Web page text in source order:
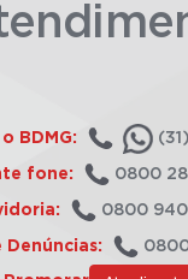
BDMG:
fone: 0800
0800
Denúncias: